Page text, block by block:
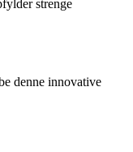
strenge
denne innovative